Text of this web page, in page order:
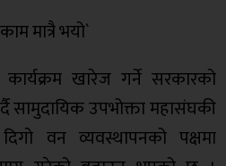
मात्रै भयो`
खारेज गर्ने सरकारको
सामुदायिक उपभोक्ता महासंघकी
वन व्यवस्थापनको पक्षमा